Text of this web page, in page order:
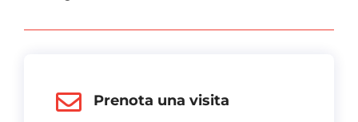
Prenota una visita